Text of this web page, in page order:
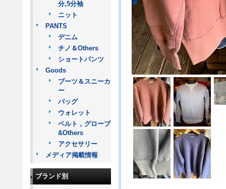
分,5分袖
ニット
PANTS
デニム
チノ＆Others
ショートパンツ
Goods
ブーツ＆スニーカ
ー
バッグ
ウォレット
ベルト，グローブ
&Others
アクセサリー
メディア掲載情報
ブランド別